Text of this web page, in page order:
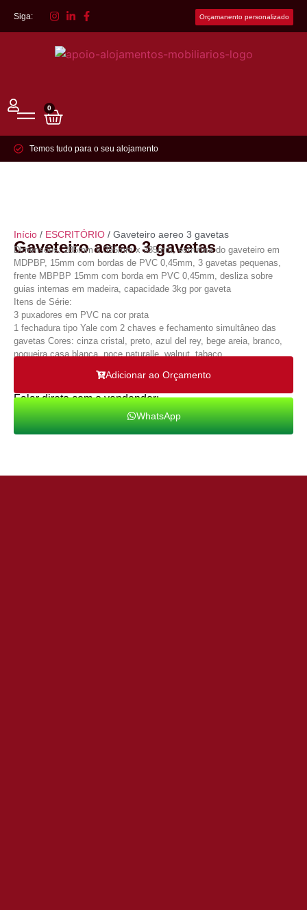
Siga: Orçamanento personalizado
0
Temos tudo para o seu alojamento
Início / ESCRITÓRIO / Gaveteiro aereo 3 gavetas
Gaveteiro aereo 3 gavetas
Dimensões: 285mm x 356mm x 385mm, estrutura do gaveteiro em
MDPBP, 15mm com bordas de PVC 0,45mm, 3 gavetas pequenas,
frente MBPBP 15mm com borda em PVC 0,45mm, desliza sobre
guias internas em madeira, capacidade 3kg por gaveta
Itens de Série:
3 puxadores em PVC na cor prata
1 fechadura tipo Yale com 2 chaves e fechamento simultâneo das
gavetas Cores: cinza cristal, preto, azul del rey, bege areia, branco,
nogueira casa blanca, noce naturalle, walnut, tabaco.
Adicionar ao Orçamento
Falar direto com o vendendor:
WhatsApp